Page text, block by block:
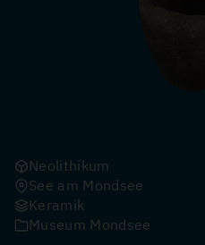
Neolithikum
See am Mondsee
Keramik
Museum Mondsee